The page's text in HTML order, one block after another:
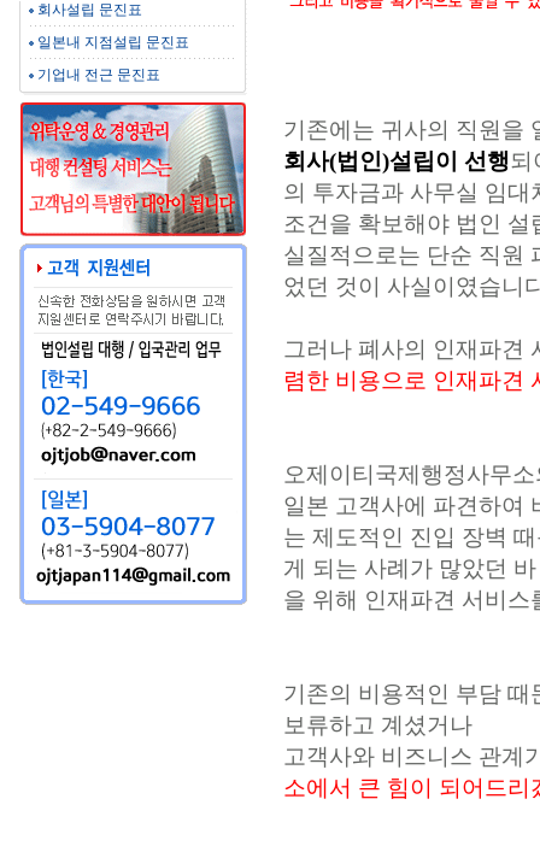
회사설립 문진표
일본내 지점설립 문진표
기업내 전근 문진표
기존에는 귀사의 직원을
회사(법인)설립이 선행되
의 투자금과 사무실 임
조건을 확보해야 법인
실질적으로는 단순 직원
었던 것이 사실이였습니
그러나 폐사의 인재파견
렴한 비용으로 인재파견
오제이티국제행정사무
일본 고객사에 파견하여
는 제도적인 진입 장벽
게 되는 사례가 많았던
을 위해 인재파견 서비
기존의 비용적인 부담
보류하고 계셨거나
고객사와 비즈니스 관계
소에서 큰 힘이 되어드리